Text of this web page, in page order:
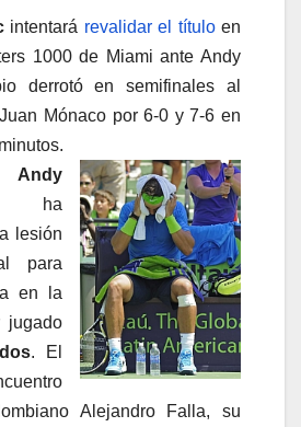
intentará revalidar el títuloen
1000 de Miami ante Andy
derrotó en semifinales al
Mónaco por 6-0 y 7-6 en
Andy
ha
lesión
para
en la
jugado
. El
Alejandro Falla, su